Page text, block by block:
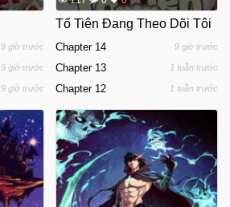
9 giờ trước
9 giờ trước
9 giờ trước
Tổ Tiên Đang Theo Dõi Tôi
Chapter 14 9 giờ trước
Chapter 13 1 tuần trước
Chapter 12 1 tuần trước